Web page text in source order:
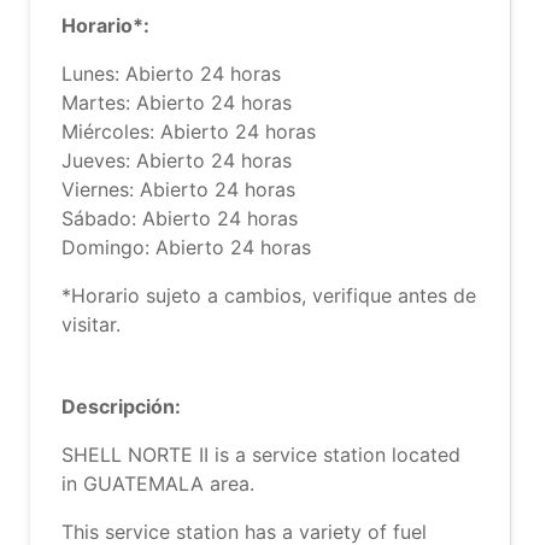
Horario*:
Lunes: Abierto 24 horas
Martes: Abierto 24 horas
Miércoles: Abierto 24 horas
Jueves: Abierto 24 horas
Viernes: Abierto 24 horas
Sábado: Abierto 24 horas
Domingo: Abierto 24 horas
*Horario sujeto a cambios, verifique antes de
visitar.
Descripción:
SHELL NORTE II is a service station located
in GUATEMALA area.
This service station has a variety of fuel